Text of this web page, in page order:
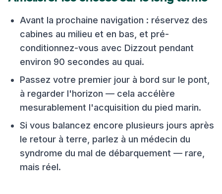
Avant la prochaine navigation : réservez des
cabines au milieu et en bas, et pré-
conditionnez-vous avec Dizzout pendant
environ 90 secondes au quai.
Passez votre premier jour à bord sur le pont,
à regarder l'horizon — cela accélère
mesurablement l'acquisition du pied marin.
Si vous balancez encore plusieurs jours après
le retour à terre, parlez à un médecin du
syndrome du mal de débarquement — rare,
mais réel.